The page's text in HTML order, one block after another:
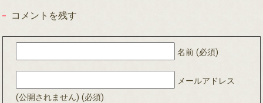
コメントを残す
名前 (必須)
メールアドレス
(公開されません) (必須)